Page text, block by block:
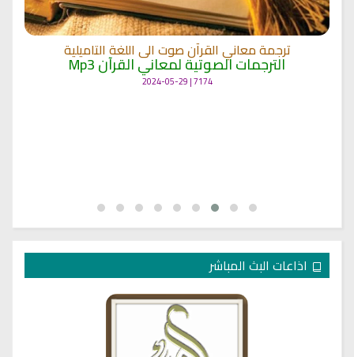
ترجمة معاني القرآن صوت الى اللغة التاميلية
الترجمات الصوتية لمعاني القرآن Mp3
7174 | 2024-05-29
اذاعات البث المباشر